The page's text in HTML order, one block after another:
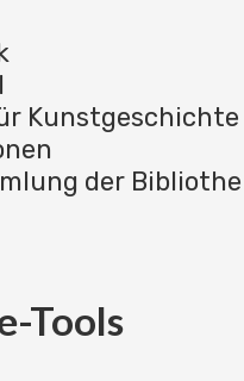
Kunstgeschichte
der
Tools